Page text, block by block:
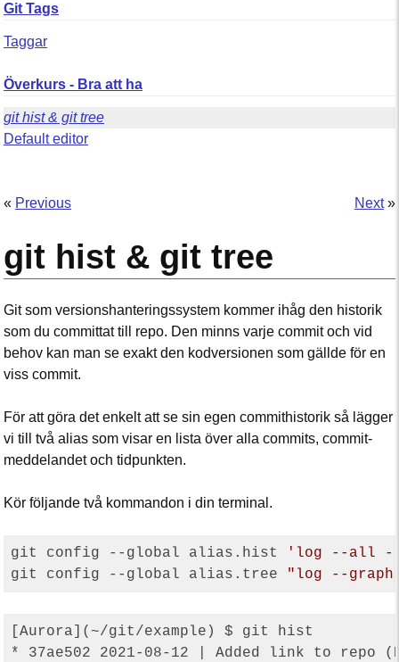
Git Tags
Taggar
Överkurs - Bra att ha
git hist & git tree
Default editor
Next»
« Previous
git hist & git tree
Git som versionshanteringssystem kommer ihåg den historik
som du committat till repo. Den minns varje commit och vid
behov kan man se exakt den kodversionen som gällde för en
viss commit.
För att göra det enkelt att se sin egen commithistorik så lägger
vi till två alias som visar en lista över alla commits, commit-
meddelandet och tidpunkten.
Kör följande två kommandon i din terminal.
git config --global alias.hist
'log --all --
git config --global alias.tree
"log --graph
[Aurora](~/git/example) $ git hist
* 37ae502 2021-08-12 | Added link to repo